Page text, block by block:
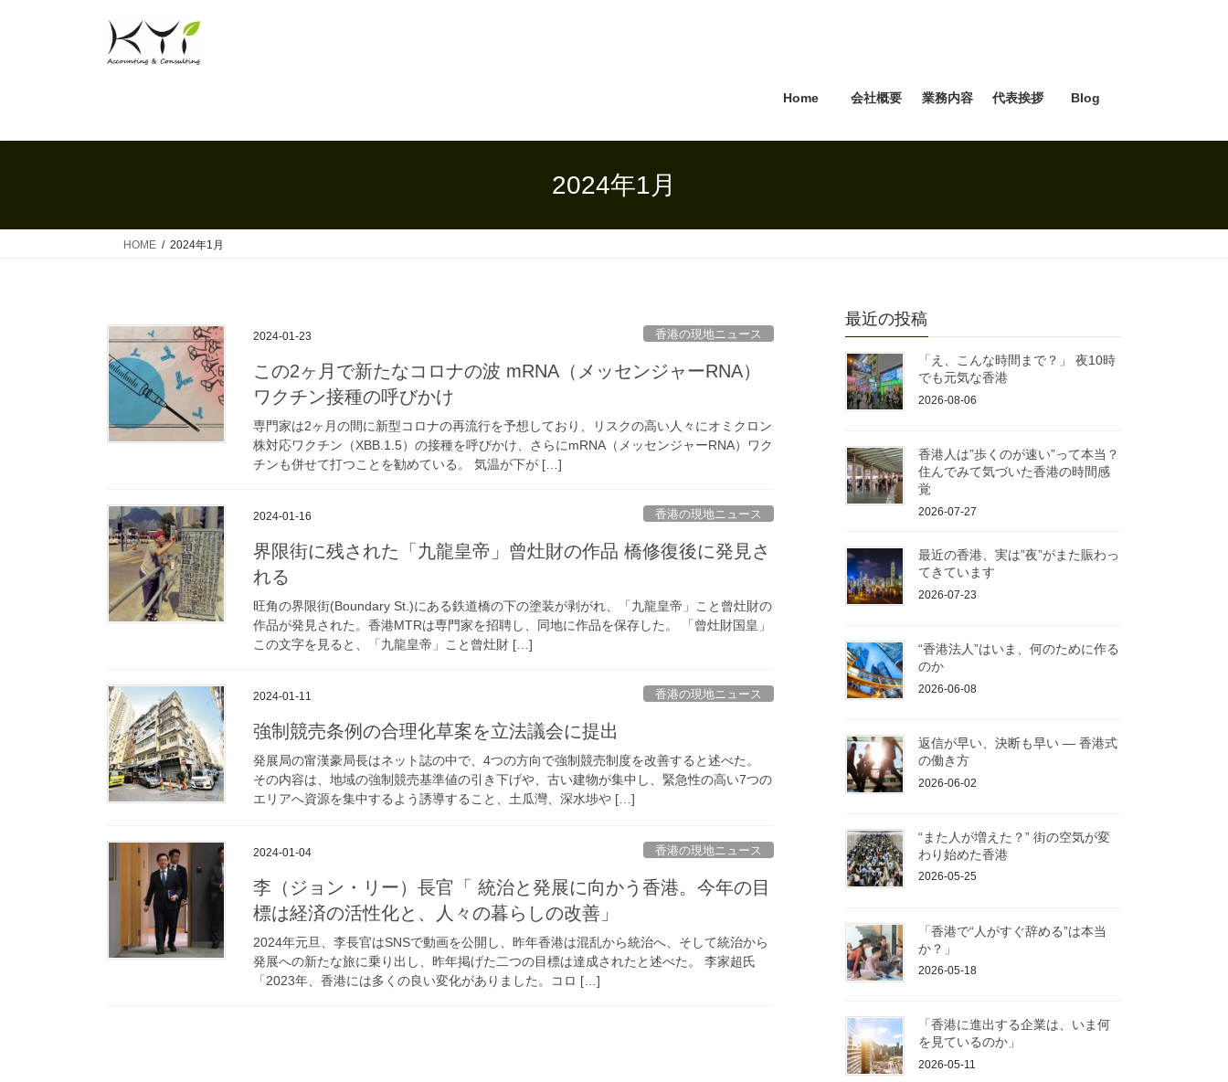
ス
ン
Home 会社概要 業務内容 代表挨拶 Blog
2024年1月
HOME 2024年1月
2024-01-23 香港の現地ニュース
この2ヶ月で新たなコロナの波 mRNA（メッセンジャーRNA）
ワクチン接種の呼びかけ
専門家は2ヶ月の間に新型コロナの再流行を予想しており、リスクの高い人々にオミクロン
株対応ワクチン（XBB.1.5）の接種を呼びかけ、さらにmRNA（メッセンジャーRNA）ワク
チンも併せて打つことを勧めている。 気温が下が […]
2024-01-16 香港の現地ニュース
界限街に残された「九龍皇帝」曾灶財の作品 橋修復後に発見さ
れる
旺角の界限街(Boundary St.)にある鉄道橋の下の塗装が剥がれ、「九龍皇帝」こと曾灶財の
作品が発見された。香港MTRは専門家を招聘し、同地に作品を保存した。 「曾灶財国皇」
この文字を見ると、「九龍皇帝」こと曾灶財 […]
2024-01-11 香港の現地ニュース
強制競売条例の合理化草案を立法議会に提出
発展局の甯漢豪局長はネット誌の中で、4つの方向で強制競売制度を改善すると述べた。
その内容は、地域の強制競売基準値の引き下げや、古い建物が集中し、緊急性の高い7つの
エリアへ資源を集中するよう誘導すること、土瓜灣、深水埗や […]
2024-01-04 香港の現地ニュース
李（ジョン・リー）長官「 統治と発展に向かう香港。今年の目
標は経済の活性化と、人々の暮らしの改善」
2024年元旦、李長官はSNSで動画を公開し、昨年香港は混乱から統治へ、そして統治から
発展への新たな旅に乗り出し、昨年掲げた二つの目標は達成されたと述べた。 李家超氏
「2023年、香港には多くの良い変化がありました。コロ […]
最近の投稿
「え、こんな時間まで？」 夜10時
でも元気な香港
2026-08-06
香港人は”歩くのが速い”って本当？
住んでみて気づいた香港の時間感
覚
2026-07-27
最近の香港、実は”夜”がまた賑わっ
てきています
2026-07-23
“香港法人”はいま、何のために作る
のか
2026-06-08
返信が早い、決断も早い ― 香港式
の働き方
2026-06-02
“また人が増えた？” 街の空気が変
わり始めた香港
2026-05-25
「香港で“人がすぐ辞める”は本当
か？」
2026-05-18
「香港に進出する企業は、いま何
を見ているのか」
2026-05-11